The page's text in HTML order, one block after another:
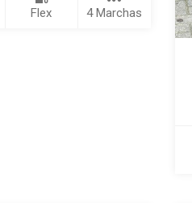
Flex 4 Marchas